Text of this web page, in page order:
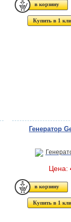
Купить в 1
Генератор
Цена:
Купить в 1